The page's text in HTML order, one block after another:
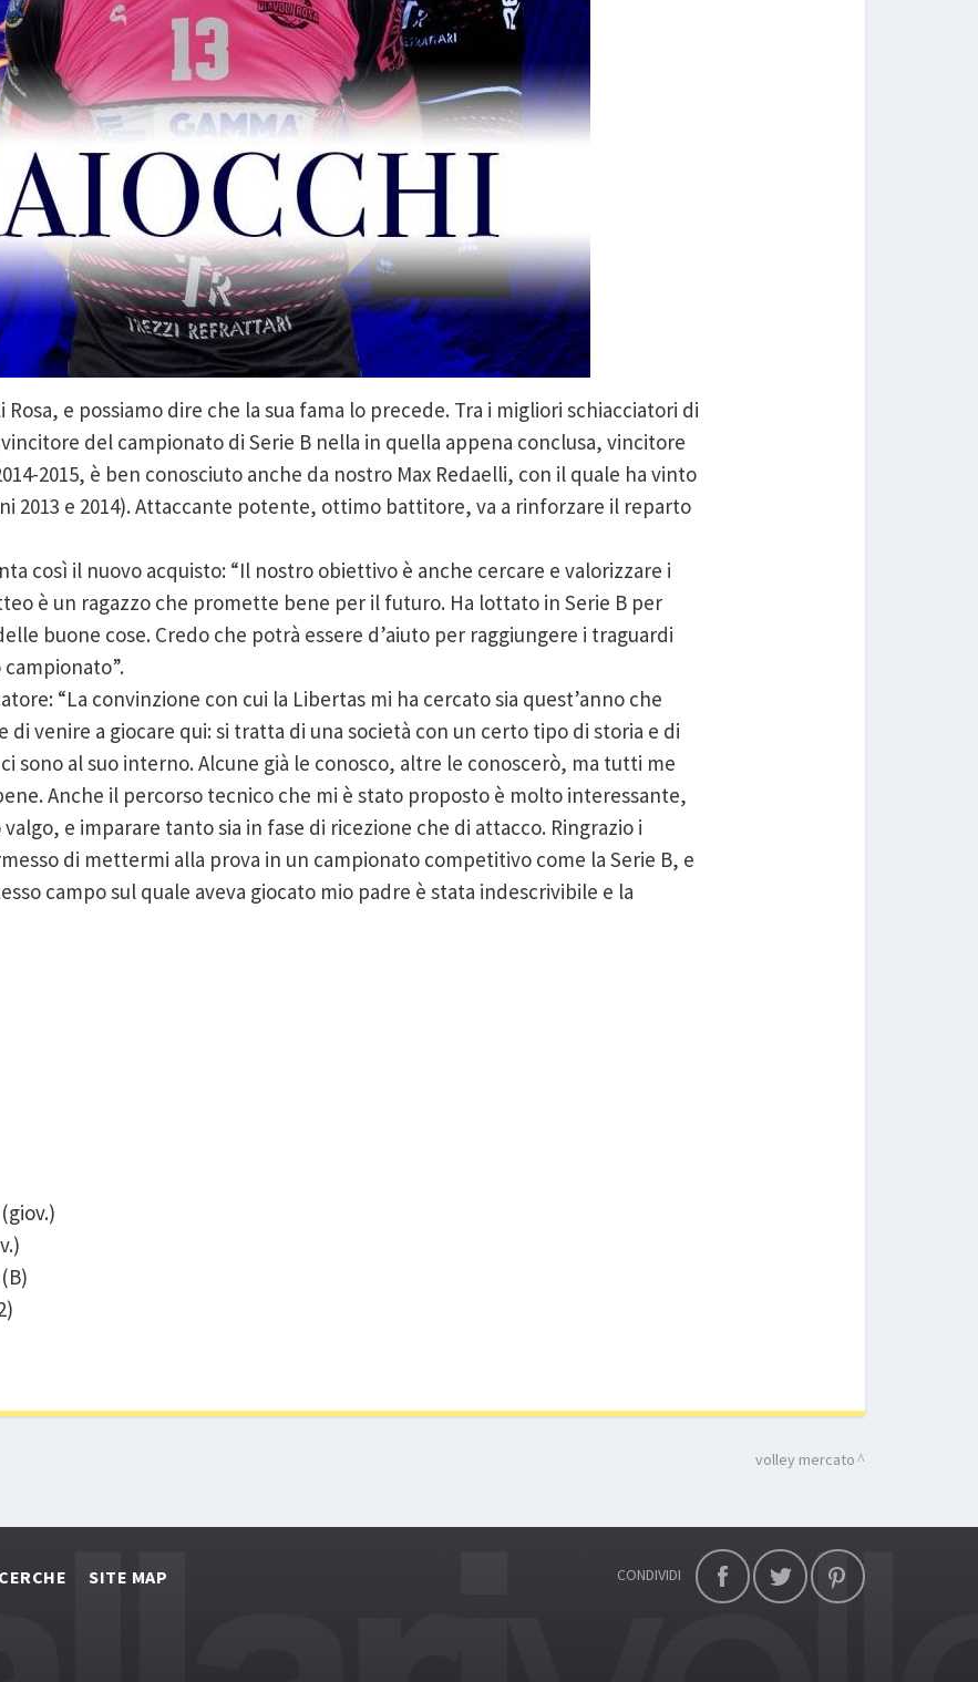
Rosa, e possiamo dire che la sua fama lo precede. Tra i migliori schiacciatori di
del campionato di Serie B nella in quella appena conclusa, vincitore
2015, è ben conosciuto anche da nostro Max Redaelli, con il quale ha vinto
2013 e 2014). Attaccante potente, ottimo battitore, va a rinforzare il reparto
così il nuovo acquisto: “Il nostro obiettivo è anche cercare e valorizzare i
è un ragazzo che promette bene per il futuro. Ha lottato in Serie B per
buone cose. Credo che potrà essere d’aiuto per raggiungere i traguardi
“La convinzione con cui la Libertas mi ha cercato sia quest’anno che
di venire a giocare qui: si tratta di una società con un certo tipo di storia e di
sono al suo interno. Alcune già le conosco, altre le conoscerò, ma tutti me
Anche il percorso tecnico che mi è stato proposto è molto interessante,
e imparare tanto sia in fase di ricezione che di attacco. Ringrazio i
di mettermi alla prova in un campionato competitivo come la Serie B, e
campo sul quale aveva giocato mio padre è stata indescrivibile e la
volley mercato
SITE MAP CONDIVIDI